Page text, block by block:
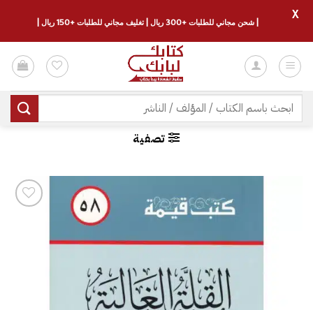
للمحتوى
البحث
عن:
تصفية
| شحن مجاني للطلبات +300 ريال | تغليف مجاني للطلبات +150 ريال |
X